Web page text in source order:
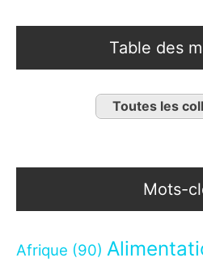
Table des
Toutes les
Mots-
Afrique (90)